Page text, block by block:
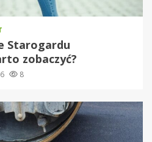
Starogardu
zobaczyć?
8